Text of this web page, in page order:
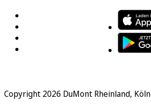
Copyright 2026 DuMont Rheinland, Köln